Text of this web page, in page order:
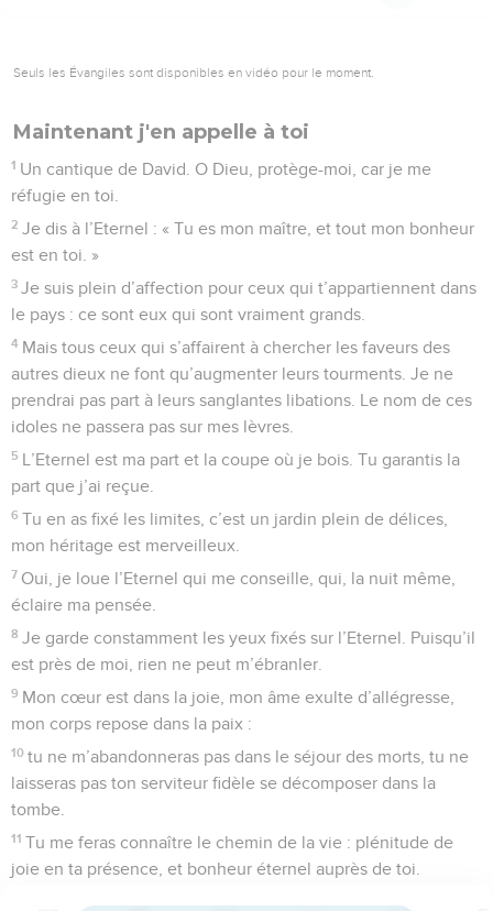
Seuls les Évangiles sont disponibles en vidéo pour le moment.
Maintenant j'en appelle à toi
1 Un cantique de David. O Dieu, protège-moi, car je me
réfugie en toi.
2 Je dis à l’Eternel : « Tu es mon maître, et tout mon bonheur
est en toi. »
3 Je suis plein d’affection pour ceux qui t’appartiennent dans
le pays : ce sont eux qui sont vraiment grands.
4 Mais tous ceux qui s’affairent à chercher les faveurs des
autres dieux ne font qu’augmenter leurs tourments. Je ne
prendrai pas part à leurs sanglantes libations. Le nom de ces
idoles ne passera pas sur mes lèvres.
5 L’Eternel est ma part et la coupe où je bois. Tu garantis la
part que j’ai reçue.
6 Tu en as fixé les limites, c’est un jardin plein de délices,
mon héritage est merveilleux.
7 Oui, je loue l’Eternel qui me conseille, qui, la nuit même,
éclaire ma pensée.
8 Je garde constamment les yeux fixés sur l’Eternel. Puisqu’il
est près de moi, rien ne peut m’ébranler.
9 Mon cœur est dans la joie, mon âme exulte d’allégresse,
mon corps repose dans la paix :
10 tu ne m’abandonneras pas dans le séjour des morts, tu ne
laisseras pas ton serviteur fidèle se décomposer dans la
tombe.
11 Tu me feras connaître le chemin de la vie : plénitude de
joie en ta présence, et bonheur éternel auprès de toi.